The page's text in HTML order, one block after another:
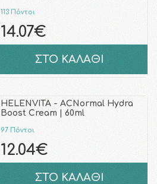
113 Πόντοι
14.07€
ΣΤΟ ΚΑΛΑΘΙ
HELENVITA - ACNormal Hydra
Boost Cream | 60ml
97 Πόντοι
12.04€
ΣΤΟ ΚΑΛΑΘΙ